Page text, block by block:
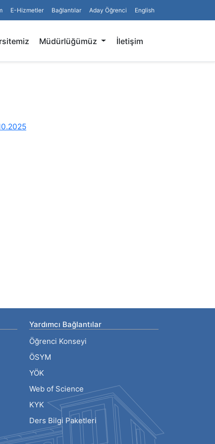
E-Hizmetler Bağlantılar Aday Öğrenci English
Müdürlüğümüz İletişim
Yardımcı Bağlantılar
Öğrenci Konseyi
ÖSYM
YÖK
Web of Science
KYK
Ders Bilgi Paketleri